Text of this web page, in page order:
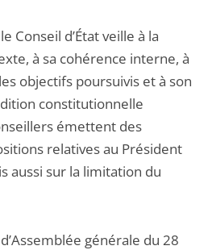
Conseil d’État veille à la
à sa cohérence interne, à
objectifs poursuivis et à son
constitutionnelle
émettent des
relatives au Président
aussi sur la limitation du
générale du 28